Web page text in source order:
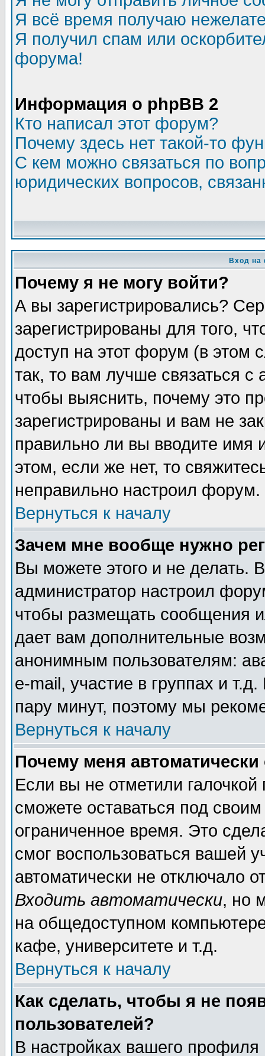
Я всё время получаю
Я получил спам или
форума!
Информация о phpBB 2
Кто написал этот форум?
Почему здесь нет такой-то
С кем можно связаться по
юридических вопросов,
Вход на
Почему я не могу войти?
А вы зарегистрировались?
зарегистрированы для того,
доступ на этот форум (в этом
так, то вам лучше связаться
чтобы выяснить, почему это
зарегистрированы и вам не
правильно ли вы вводите
этом, если же нет, то
неправильно настроил форум.
Вернуться к началу
Зачем мне вообще нужно
Вы можете этого и не делать.
администратор настроил
чтобы размещать сообщения
дает вам дополнительные
анонимным пользователям:
e-mail, участие в группах и
пару минут, поэтому мы
Вернуться к началу
Почему меня автоматически
Если вы не отметили галочкой
сможете оставаться под
ограниченное время. Это
смог воспользоваться вашей
автоматически не отключало
Входить автоматически, но
на общедоступном
кафе, университете и т.д.
Вернуться к началу
Как сделать, чтобы я не
пользователей?
В настройках вашего